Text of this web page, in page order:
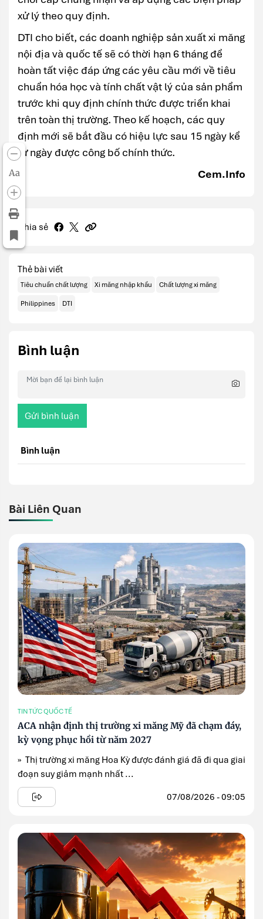
Aa
xử lý theo quy định.
DTI cho biết, các doanh nghiệp sản xuất xi măng
nội địa và quốc tế sẽ có thời hạn 6 tháng để
hoàn tất việc đáp ứng các yêu cầu mới về tiêu
chuẩn hóa học và tính chất vật lý của sản phẩm
trước khi quy định chính thức được triển khai
trên toàn thị trường. Theo kế hoạch, các quy
định mới sẽ bắt đầu có hiệu lực sau 15 ngày kể
từ ngày được công bố chính thức.
Cem.Info
Chia sẻ
Thẻ bài viết
Tiêu chuẩn chất lượng Xi măng nhập khẩu Chất lượng xi măng
Philippines DTI
Bình luận
Gửi bình luận
Bình luận
Bài Liên Quan
TIN TỨC QUỐC TẾ
ACA nhận định thị trường xi măng Mỹ đã chạm đáy,
kỳ vọng phục hồi từ năm 2027
» Thị trường xi măng Hoa Kỳ được đánh giá đã đi qua giai
đoạn suy giảm mạnh nhất ...
07/08/2026 - 09:05